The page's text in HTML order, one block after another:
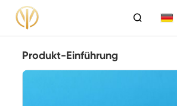

Produkt-Einführung